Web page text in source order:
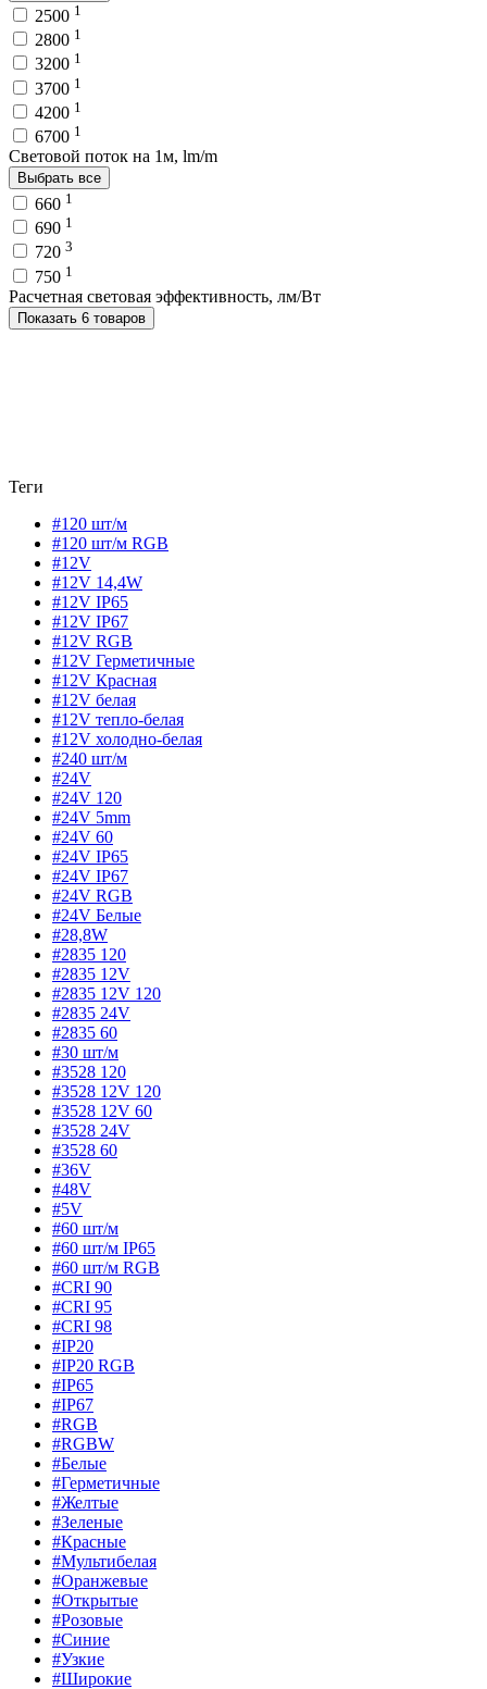
2500 1
2800 1
3200 1
3700 1
4200 1
6700 1
Световой поток на 1м, lm/m
Выбрать все
660 1
690 1
720 3
750 1
Расчетная световая эффективность, лм/Вт
Показать 6 товаров
Теги
#120 шт/м
#120 шт/м RGB
#12V
#12V 14,4W
#12V IP65
#12V IP67
#12V RGB
#12V Герметичные
#12V Красная
#12V белая
#12V тепло-белая
#12V холодно-белая
#240 шт/м
#24V
#24V 120
#24V 5mm
#24V 60
#24V IP65
#24V IP67
#24V RGB
#24V Белые
#28,8W
#2835 120
#2835 12V
#2835 12V 120
#2835 24V
#2835 60
#30 шт/м
#3528 120
#3528 12V 120
#3528 12V 60
#3528 24V
#3528 60
#36V
#48V
#5V
#60 шт/м
#60 шт/м IP65
#60 шт/м RGB
#CRI 90
#CRI 95
#CRI 98
#IP20
#IP20 RGB
#IP65
#IP67
#RGB
#RGBW
#Белые
#Герметичные
#Желтые
#Зеленые
#Красные
#Мультибелая
#Оранжевые
#Открытые
#Розовые
#Синие
#Узкие
#Широкие